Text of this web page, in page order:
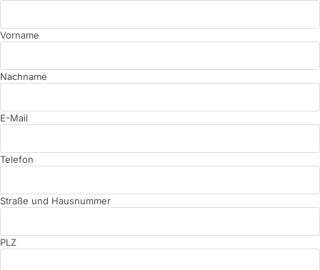
Vorname
Nachname
E-Mail
Telefon
Straße und Hausnummer
PLZ